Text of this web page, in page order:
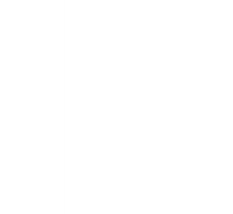
层（需提前预约）
层（需提前预约）
需提前预约）
前预约）
约）
前预约）
前预约）